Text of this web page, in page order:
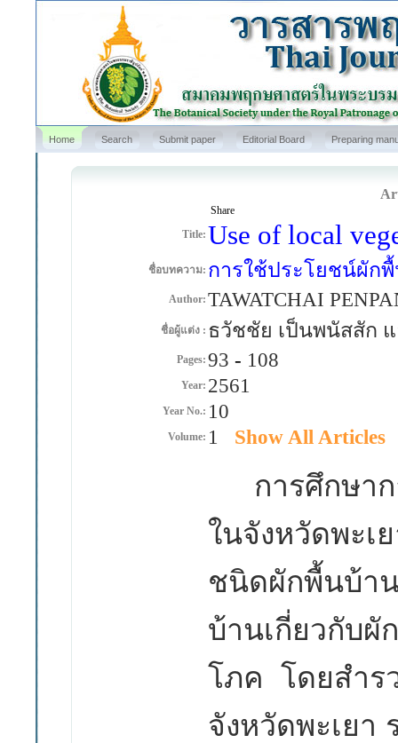
Home Search Submit paper Editorial Board Preparing
Share
Title: Use of local
ชื่อบทความ: การใช้ประโยชน์ผัก
Author: TAWATCHAI
ชื่อผู้แต่ง : ธวัชชัย เป็นพนัสสัก
Pages: 93 - 108
Year: 2561
Year No.: 10
Volume: 1 Show All Articles
การศึกษาก
ในจังหวัดพะ
ชนิดผักพื้นบ้า
บ้านเกี่ยวกับ
โภค โดยสำ
จังหวัดพะเยา